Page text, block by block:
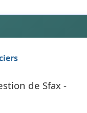
de Sfax -